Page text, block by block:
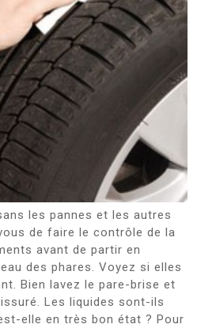
les pannes et les autres
de faire le contrôle de la
avant de partir en
des phares. Voyez si elles
Bien lavez le pare-brise et
Les liquides sont-ils
elle en très bon état ? Pour